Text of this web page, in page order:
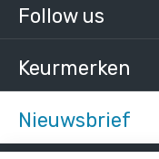
Nieuwsbrief
Follow us
Keurmerken